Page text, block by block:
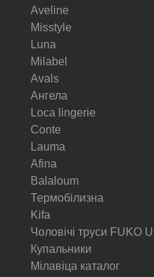
Aveline
Misstyle
Luna
Milabel
Avals
Ангела
Loca lingerie
Conte
Lauma
Afina
Balaloum
Термобілизна
Kifa
Чоловічі труси FUKO
Купальники
Мілавіца каталог